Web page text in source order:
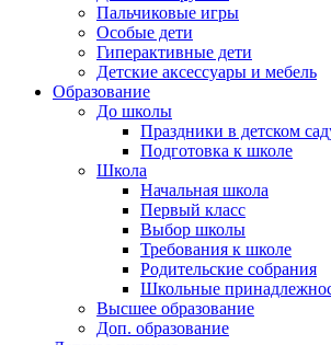
Пальчиковые игры
Особые дети
Гиперактивные дети
Детские аксессуары и мебель
Образование
До школы
Праздники в детском
Подготовка к школе
Школа
Начальная школа
Первый класс
Выбор школы
Требования к школе
Родительские собрания
Школьные
Высшее образование
Доп. образование